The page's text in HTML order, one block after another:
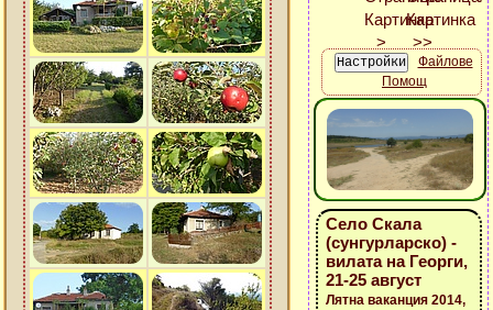
Файлове
Помощ
Село Скала
(сунгурларско) -
вилата на Георги,
21-25 август
Лятна ваканция 2014,